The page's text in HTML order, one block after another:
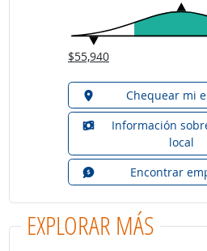
$55,940
Chequear mi
Información
local
Encontrar
EXPLORAR MÁS